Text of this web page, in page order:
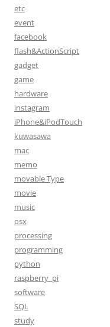
ョ
ン
etc
event
facebook
flash&ActionScript
gadget
game
hardware
instagram
iPhone&iPodTouch
kuwasawa
mac
memo
movable Type
movie
music
osx
processing
programming
python
raspberry_pi
software
SQL
study